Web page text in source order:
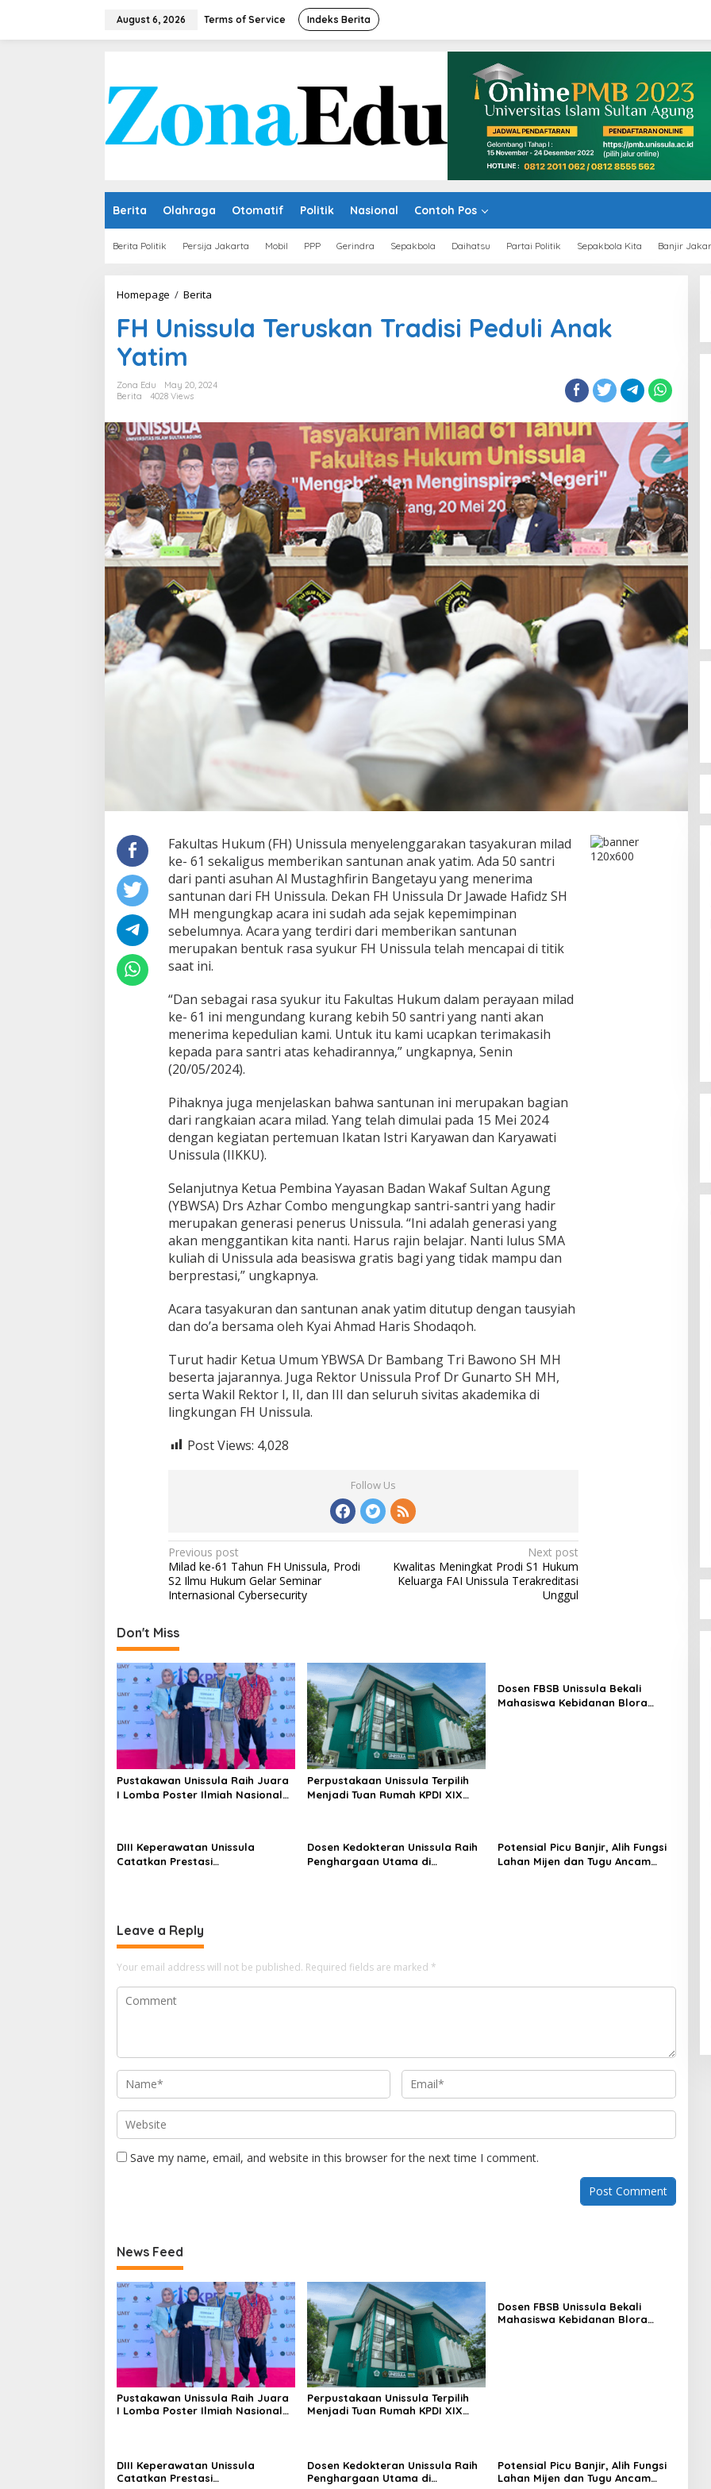
August 6, 2026 Terms of Service Indeks Berita
Berita Olahraga Otomatif Politik Nasional Contoh Pos
Berita Politik Persija Jakarta Mobil PPP Gerindra Sepakbola Daihatsu Partai Politik Sepakbola Kita Banjir
Homepage / Berita
Teruskan
Tradisi
Yatim
FH Unissula Teruskan Tradisi Peduli Anak
Yatim
Zona Edu
May 20, 2024
Berita
4028 Views
Fakultas Hukum (FH) Unissula menyelenggarakan tasyakuran milad
ke- 61 sekaligus memberikan santunan anak yatim. Ada 50 santri
dari panti asuhan Al Mustaghfirin Bangetayu yang menerima
santunan dari FH Unissula. Dekan FH Unissula Dr Jawade Hafidz SH
MH mengungkap acara ini sudah ada sejak kepemimpinan
sebelumnya. Acara yang terdiri dari memberikan santunan
merupakan bentuk rasa syukur FH Unissula telah mencapai di titik
saat ini.
“Dan sebagai rasa syukur itu Fakultas Hukum dalam perayaan milad
ke- 61 ini mengundang kurang kebih 50 santri yang nanti akan
menerima kepedulian kami. Untuk itu kami ucapkan terimakasih
kepada para santri atas kehadirannya,” ungkapnya, Senin
(20/05/2024).
Pihaknya juga menjelaskan bahwa santunan ini merupakan bagian
dari rangkaian acara milad. Yang telah dimulai pada 15 Mei 2024
dengan kegiatan pertemuan Ikatan Istri Karyawan dan Karyawati
Unissula (IIKKU).
Selanjutnya Ketua Pembina Yayasan Badan Wakaf Sultan Agung
(YBWSA) Drs Azhar Combo mengungkap santri-santri yang hadir
merupakan generasi penerus Unissula. “Ini adalah generasi yang
akan menggantikan kita nanti. Harus rajin belajar. Nanti lulus SMA
kuliah di Unissula ada beasiswa gratis bagi yang tidak mampu dan
berprestasi,” ungkapnya.
Acara tasyakuran dan santunan anak yatim ditutup dengan tausyiah
dan do’a bersama oleh Kyai Ahmad Haris Shodaqoh.
Turut hadir Ketua Umum YBWSA Dr Bambang Tri Bawono SH MH
beserta jajarannya. Juga Rektor Unissula Prof Dr Gunarto SH MH,
serta Wakil Rektor I, II, dan III dan seluruh sivitas akademika di
lingkungan FH Unissula.
Post Views: 4,028
Follow Us
Post
navigation
Previous post
Milad ke-61 Tahun FH Unissula, Prodi
S2 Ilmu Hukum Gelar Seminar
Internasional Cybersecurity
Next post
Kwalitas Meningkat Prodi S1 Hukum
Keluarga FAI Unissula Terakreditasi
Unggul
Don't Miss
Pustakawan Unissula Raih Juara
I Lomba Poster Ilmiah Nasional
Perpustakaan Unissula Terpilih
Menjadi Tuan Rumah KPDI XIX
Dosen FBSB Unissula Bekali
Mahasiswa Kebidanan Blora
DIII Keperawatan Unissula
Catatkan Prestasi
Dosen Kedokteran Unissula Raih
Penghargaan Utama di
Potensial Picu Banjir, Alih Fungsi
Lahan Mijen dan Tugu Ancam
Leave a Reply
Your email address will not be published. Required fields are marked *
Save my name, email, and website in this browser for the next time I comment.
News Feed
Pustakawan Unissula Raih Juara
I Lomba Poster Ilmiah Nasional
Perpustakaan Unissula Terpilih
Menjadi Tuan Rumah KPDI XIX
Dosen FBSB Unissula Bekali
Mahasiswa Kebidanan Blora
DIII Keperawatan Unissula
Catatkan Prestasi
Dosen Kedokteran Unissula Raih
Penghargaan Utama di
Potensial Picu Banjir, Alih Fungsi
Lahan Mijen dan Tugu Ancam
Sudaryono sebagai Kepala Badan
Gizi Nasional
In Berita, Politik |